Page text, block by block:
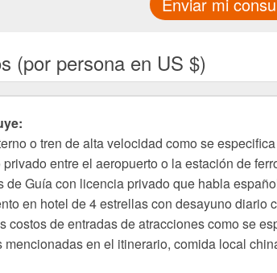
(por persona en US $)
o tren de alta velocidad como se especifica
entre el aeropuerto o la estación de
de Guía con licencia privado que habla
en hotel de 4 estrellas con desayuno diario
costos de entradas de atracciones como se
mencionadas en el itinerario, comida local